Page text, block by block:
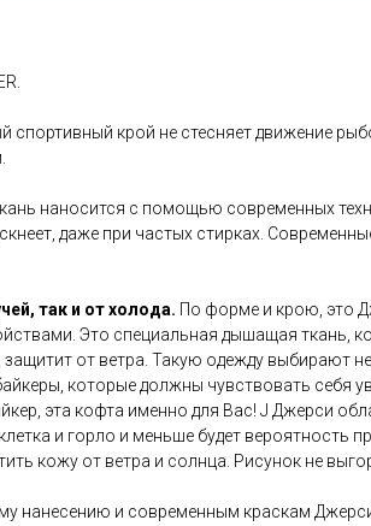
спортивный крой не стесняет движение
наносится с помощью современных
даже при частых стирках.
так и от холода. По форме и крою, это
Это специальная дышащая ткань,
защитит от ветра. Такую одежду выбирают
которые должны чувствовать себя
эта кофта именно для Вас! J Джерси
и горло и меньше будет вероятность
кожу от ветра и солнца. Рисунок не
нанесению и современным краскам